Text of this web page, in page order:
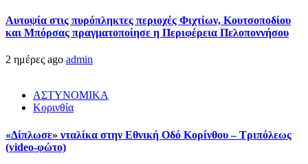
Αυτοψία στις πυρόπληκτες περιοχές Φιχτίων, Κουτσοποδίου
και Μπόρσας πραγματοποίησε η Περιφέρεια Πελοποννήσου
2 ημέρες ago admin
ΑΣΤΥΝΟΜΙΚΑ
Κορινθία
«Δίπλωσε» νταλίκα στην Εθνική Oδό Κορίνθου – Τριπόλεως
(video-φώτο)